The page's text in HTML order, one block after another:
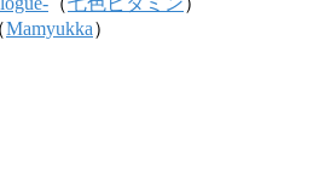
Mamyukka）